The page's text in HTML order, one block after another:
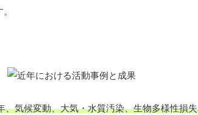
気候変動、大気・水質汚染、生物多様性損